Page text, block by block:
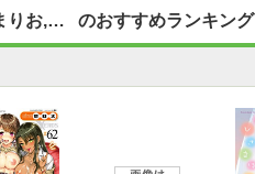
あきのそら,めいと,ナックルカーブ,武藤まと,まりお,ディビ,F4U,カヅチ,七尾ゆきじ,東鉄神,ヲルト,ボボボ,楝蛙,二条かため,溝口ぜらちん,東雲龍,ミナギリ,らま,荒田川にけい,ミカリン,fu-ta,しっかり者のタカシくん のおすすめランキング